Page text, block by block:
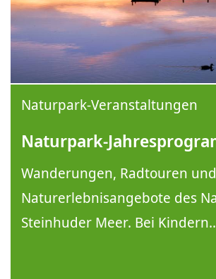
Naturpark-Veranstaltungen
Naturpark-
Wanderungen, Radtouren
Naturerlebnisangebote des
Steinhuder Meer. Bei